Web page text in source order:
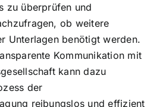
zu überprüfen und
ob weitere
Unterlagen benötigt werden.
Kommunikation mit
kann dazu
der
reibungslos und effizient